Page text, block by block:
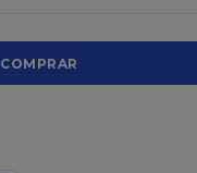
COMPRAR